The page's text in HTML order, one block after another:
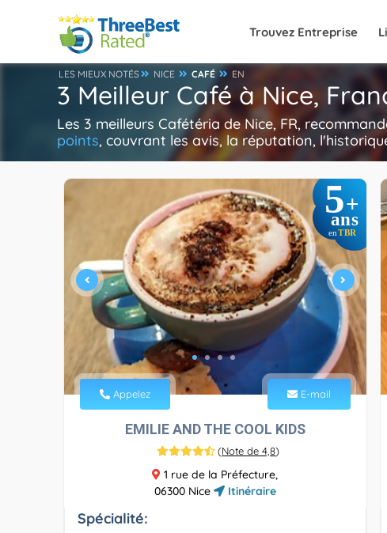
Trouvez Entreprise
LES MIEUX NOTÉS NICE CAFÉ EN
3 Meilleur Café à Nice,
Les 3 meilleurs Cafétéria de Nice, FR,
points, couvrant les avis, la réputation,
5+
ans
enTBR
Appelez E-mail
EMILIE AND THE COOL KIDS
(Note de 4,8)
1 rue de la Préfecture,
06300 Nice
Itinéraire
Spécialité: